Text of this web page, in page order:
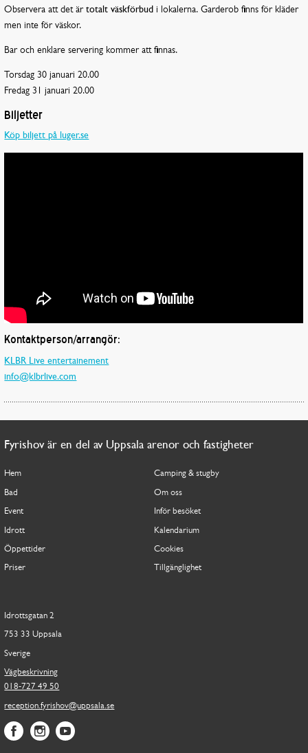
Observera att det ärtotalt väskförbud i lokalerna. Garderob finns för kläder
men inte för väskor.
Bar och enklare servering kommer att finnas.
Torsdag 30 januari 20.00
Fredag 31 januari 20.00
Biljetter
Köp biljett på luger.se
Kontaktperson/arrangör:
KLBR Live entertainement
info@klbrlive.com
Fyrishov är en del av Uppsala arenor och fastigheter
Hem
Bad
Event
Idrott
Öppettider
Priser
Camping & stugby
Om oss
Inför besöket
Kalendarium
Cookies
Tillgänglighet
Idrottsgatan 2
753 33 Uppsala
Sverige
Vägbeskrivning
018-727 49 50
reception.fyrishov@uppsala.se